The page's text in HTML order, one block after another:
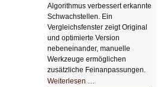
Algorithmus verbessert erkannte
Schwachstellen. Ein
Vergleichsfenster zeigt Original
und optimierte Version
nebeneinander, manuelle
Werkzeuge ermöglichen
zusätzliche Feinanpassungen.
Weiterlesen …